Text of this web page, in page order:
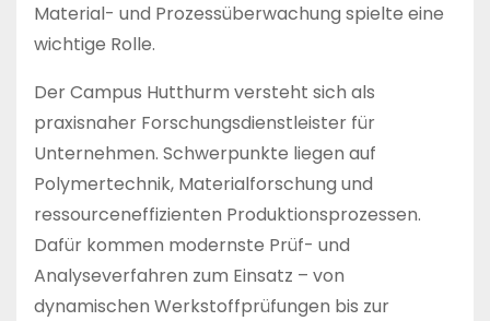
Material- und Prozessüberwachung spielte eine
wichtige Rolle.
Der Campus Hutthurm versteht sich als
praxisnaher Forschungsdienstleister für
Unternehmen. Schwerpunkte liegen auf
Polymertechnik, Materialforschung und
ressourceneffizienten Produktionsprozessen.
Dafür kommen modernste Prüf- und
Analyseverfahren zum Einsatz – von
dynamischen Werkstoffprüfungen bis zur